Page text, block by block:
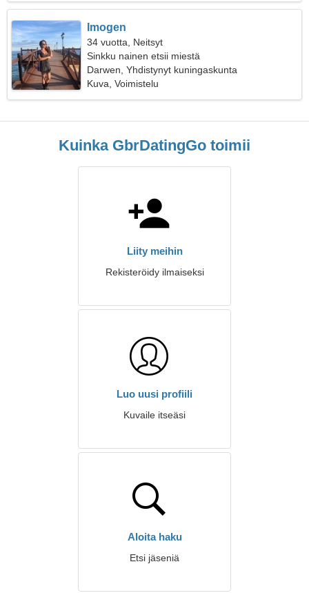
Imogen
34 vuotta, Neitsyt
Sinkku nainen etsii miestä
Darwen, Yhdistynyt kuningaskunta
Kuva, Voimistelu
Kuinka GbrDatingGo toimii
Liity meihin
Rekisteröidy ilmaiseksi
Luo uusi profiili
Kuvaile itseäsi
Aloita haku
Etsi jäseniä